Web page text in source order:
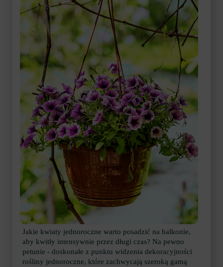
Jakie kwiaty jednoroczne warto posadzić na balkonie,
aby kwitły intensywnie przez długi czas? Na pewno
petunie - doskonałe z punktu widzenia dekoracyjności
rośliny jednoroczne, które zachwycają szeroką gamą